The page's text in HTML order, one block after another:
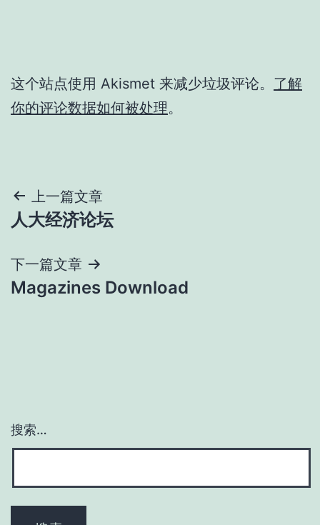
这个站点使用 Akismet 来减少垃圾评论。 了解
你的评论数据如何被处理。
文
章
导
航
上一篇文章
人大经济论坛
下一篇文章
Magazines Download
搜索…